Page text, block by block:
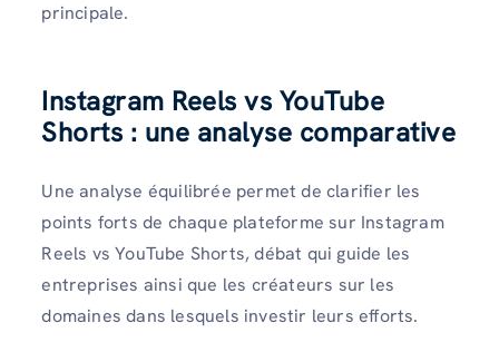
principale.
Instagram Reels vs YouTube
Shorts : une analyse comparative
Une analyse équilibrée permet de clarifier les
points forts de chaque plateforme sur Instagram
Reels vs YouTube Shorts, débat qui guide les
entreprises ainsi que les créateurs sur les
domaines dans lesquels investir leurs efforts.